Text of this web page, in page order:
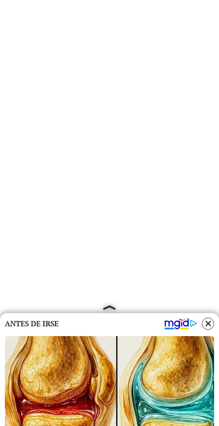
ANTES DE IRSE